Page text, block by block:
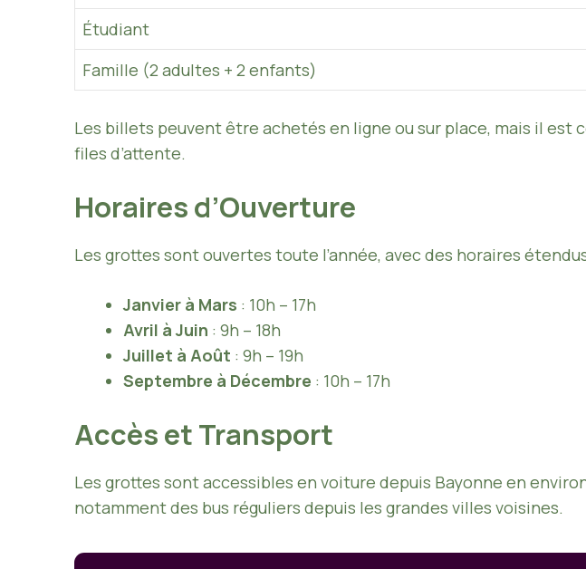
Étudiant
Famille (2 adultes + 2 enfants)
Les billets peuvent être achetés en ligne ou sur place, mais il est
files d’attente.
Horaires d’Ouverture
Les grottes sont ouvertes toute l’année, avec des horaires
Janvier à Mars : 10h – 17h
Avril à Juin : 9h – 18h
Juillet à Août : 9h – 19h
Septembre à Décembre : 10h – 17h
Accès et Transport
Les grottes sont accessibles en voiture depuis Bayonne en
notamment des bus réguliers depuis les grandes villes voisines.